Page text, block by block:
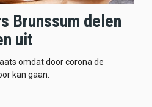
Brunssum delen
uit
omdat door corona de
kan gaan.